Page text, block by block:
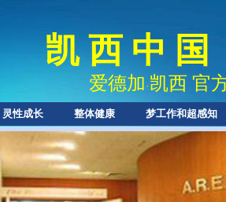
灵性成长 整体健康 梦工作和超感知
凯 西 中 国
爱德加 · 凯西 官
一个